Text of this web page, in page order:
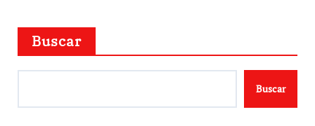
Buscar
Buscar